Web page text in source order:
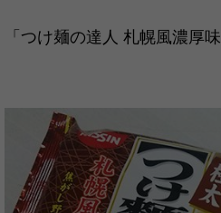
「つけ麺の達人 札幌風濃厚味